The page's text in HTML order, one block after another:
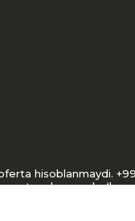
hisoblanmaydi.
bergan